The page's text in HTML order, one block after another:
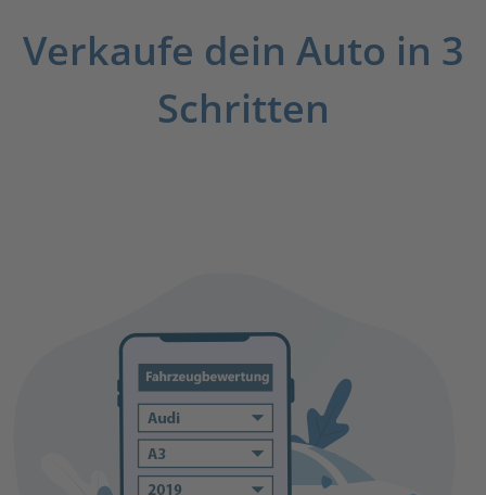
Verkaufe dein Auto in 3
Schritten